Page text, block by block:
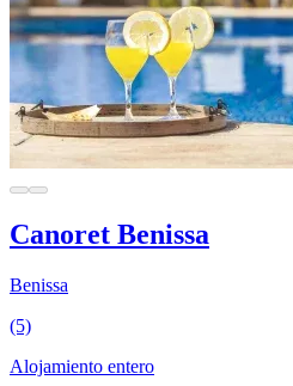
Canoret Benissa
Benissa
(5)
Alojamiento entero